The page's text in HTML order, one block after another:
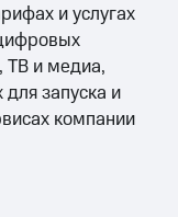
и услугах
ТВ и медиа,
запуска и
компании